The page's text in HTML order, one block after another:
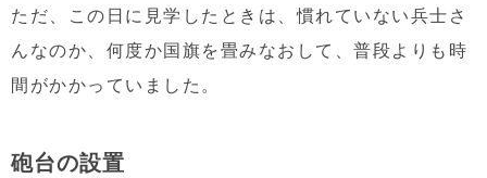
ただ、この日に見学したときは、慣れていない兵士さ
んなのか、何度か国旗を畳みなおして、普段よりも時
間がかかっていました。
砲台の設置